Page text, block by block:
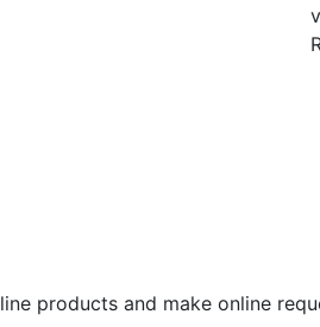
products and make online